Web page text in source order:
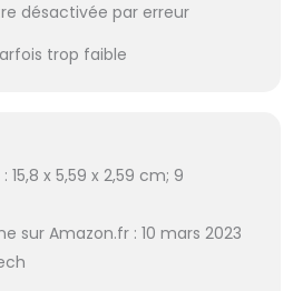
désactivée par erreur
trop faible
x 5,59 x 2,59 cm; 9
sur Amazon.fr : 10 mars 2023